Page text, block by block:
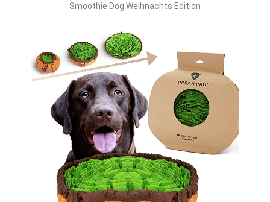
Smoothie Dog Weihnachts Edition